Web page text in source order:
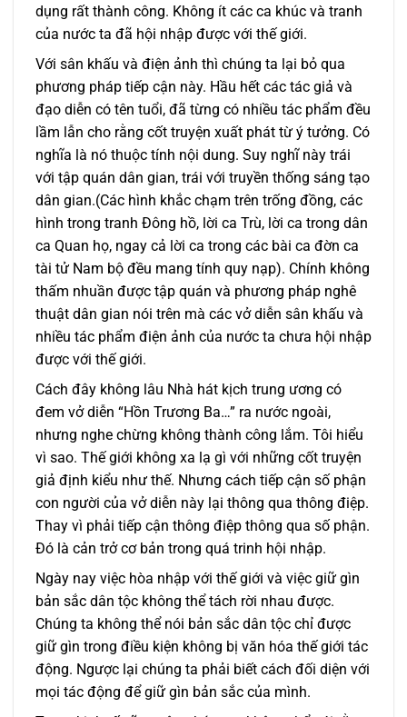
dụng rất thành công. Không ít các ca khúc và tranh
của nước ta đã hội nhập được với thế giới.
Với sân khấu và điện ảnh thì chúng ta lại bỏ qua
phương pháp tiếp cận này. Hầu hết các tác giả và
đạo diễn có tên tuổi, đã từng có nhiều tác phẩm đều
lầm lẫn cho rằng cốt truyện xuất phát từ ý tưởng. Có
nghĩa là nó thuộc tính nội dung. Suy nghĩ này trái
với tập quán dân gian, trái với truyền thống sáng tạo
dân gian.(Các hình khắc chạm trên trống đồng, các
hình trong tranh Đông hồ, lời ca Trù, lời ca trong dân
ca Quan họ, ngay cả lời ca trong các bài ca đờn ca
tài tử Nam bộ đều mang tính quy nạp). Chính không
thấm nhuần được tập quán và phương pháp nghê
thuật dân gian nói trên mà các vở diễn sân khấu và
nhiều tác phẩm điện ảnh của nước ta chưa hội nhập
được với thế giới.
Cách đây không lâu Nhà hát kịch trung ương có
đem vở diễn “Hồn Trương Ba…” ra nước ngoài,
nhưng nghe chừng không thành công lắm. Tôi hiểu
vì sao. Thế giới không xa lạ gì với những cốt truyện
giả định kiểu như thế. Nhưng cách tiếp cận số phận
con người của vở diễn này lại thông qua thông điệp.
Thay vì phải tiếp cận thông điệp thông qua số phận.
Đó là cản trở cơ bản trong quá trinh hội nhập.
Ngày nay việc hòa nhập với thế giới và việc giữ gìn
bản sắc dân tộc không thể tách rời nhau được.
Chúng ta không thể nói bản sắc dân tộc chỉ được
giữ gìn trong điều kiện không bị văn hóa thế giới tác
động. Ngược lại chúng ta phải biết cách đối diện với
mọi tác động để giữ gìn bản sắc của mình.